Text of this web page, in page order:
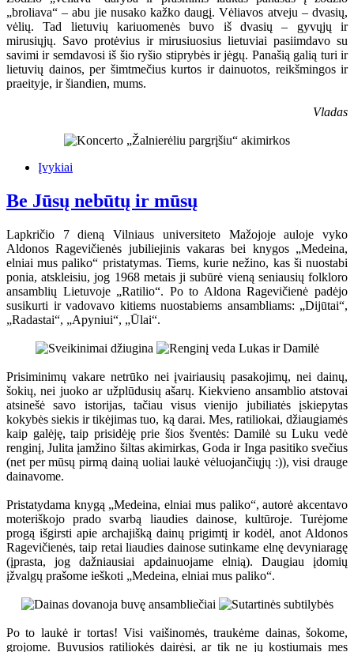
„broliava“ – abu jie nusako kažko daugį. Vėliavos atveju – dvasių,
vėlių. Tad lietuvių kariuomenės buvo iš dvasių – gyvųjų ir
mirusiųjų. Savo protėvius ir mirusiuosius lietuviai pasiimdavo su
savimi ir semdavosi iš šio ryšio stiprybės ir jėgų. Panašią galią turi ir
lietuvių dainos, per šimtmečius kurtos ir dainuotos, reikšmingos ir
praeityje, ir šiandien, mums.
Vladas
Įvykiai
Be Jūsų nebūtų ir mūsų
Lapkričio 7 dieną Vilniaus universiteto Mažojoje auloje vyko
Aldonos Ragevičienės jubiliejinis vakaras bei knygos „Medeina,
elniai mus paliko“ pristatymas. Tiems, kurie nežino, kas ši nuostabi
ponia, atskleisiu, jog 1968 metais ji subūrė vieną seniausių folkloro
ansamblių Lietuvoje „Ratilio“. Po to Aldona Ragevičienė padėjo
susikurti ir vadovavo kitiems nuostabiems ansambliams: „Dijūtai“,
„Radastai“, „Apyniui“, „Ūlai“.
Prisiminimų vakare netrūko nei įvairiausių pasakojimų, nei dainų,
šokių, nei juoko ar užplūdusių ašarų. Kiekvieno ansamblio atstovai
atsinešė savo istorijas, tačiau visus vienijo jubiliatės įskiepytas
kokybės siekis ir tikėjimas tuo, ką darai. Mes, ratiliokai, džiaugiamės
kaip galėję, taip prisidėję prie šios šventės: Damilė su Luku vedė
renginį, Julita įamžino šiltas akimirkas, Goda ir Inga pasitiko svečius
(net per mūsų pirmą dainą uoliai laukė vėluojančiųjų :)), visi drauge
dainavome.
Pristatydama knygą „Medeina, elniai mus paliko“, autorė akcentavo
moteriškojo prado svarbą liaudies dainose, kultūroje. Turėjome
progą išgirsti apie archajišką dainų prigimtį ir kodėl, anot Aldonos
Ragevičienės, taip retai liaudies dainose sutinkame elnę devyniaragę
(įprasta, jog dažniausiai apdainuojame elnią). Daugiau įdomių
įžvalgų prašome ieškoti „Medeina, elniai mus paliko“.
Po to laukė ir tortas! Visi vaišinomės, traukėme dainas, šokome,
grojome. Buvusios ratiliokės dairėsi, ar tik ne jų kostiumais mes